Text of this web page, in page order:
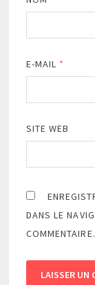
E-MAIL *
SITE WEB
DANS LE
COMMENTAIRE.